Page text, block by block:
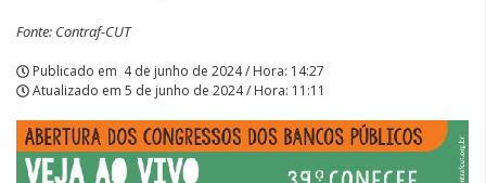
Fonte: Contraf-CUT
Publicado em 4 de junho de 2024 / Hora: 14:27
Atualizado em 5 de junho de 2024 / Hora: 11:11